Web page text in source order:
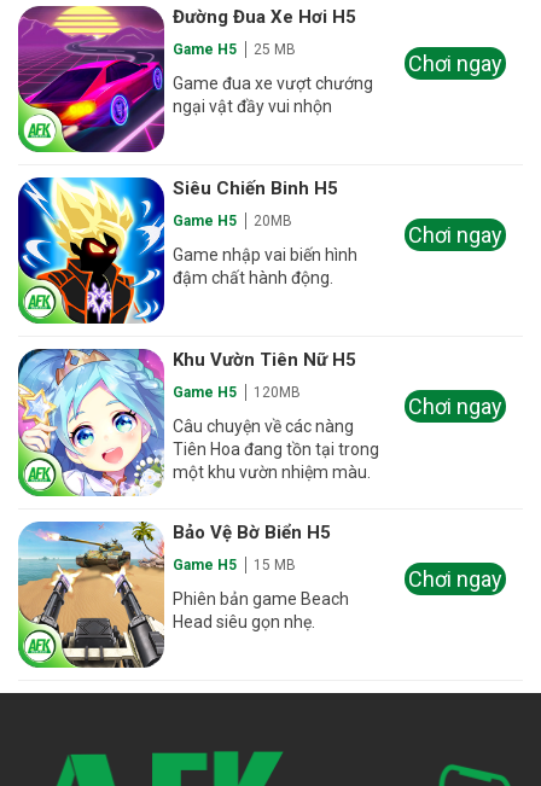
Đường Đua Xe Hơi H5
Game H5 25 MB
Game đua xe vượt chướng
ngại vật đầy vui nhộn
Chơi ngay
Siêu Chiến Binh H5
Game H5 20MB
Game nhập vai biến hình
đậm chất hành động.
Chơi ngay
Khu Vườn Tiên Nữ H5
Game H5 120MB
Câu chuyện về các nàng
Tiên Hoa đang tồn tại trong
một khu vườn nhiệm màu.
Chơi ngay
Bảo Vệ Bờ Biển H5
Game H5 15 MB
Phiên bản game Beach
Head siêu gọn nhẹ.
Chơi ngay